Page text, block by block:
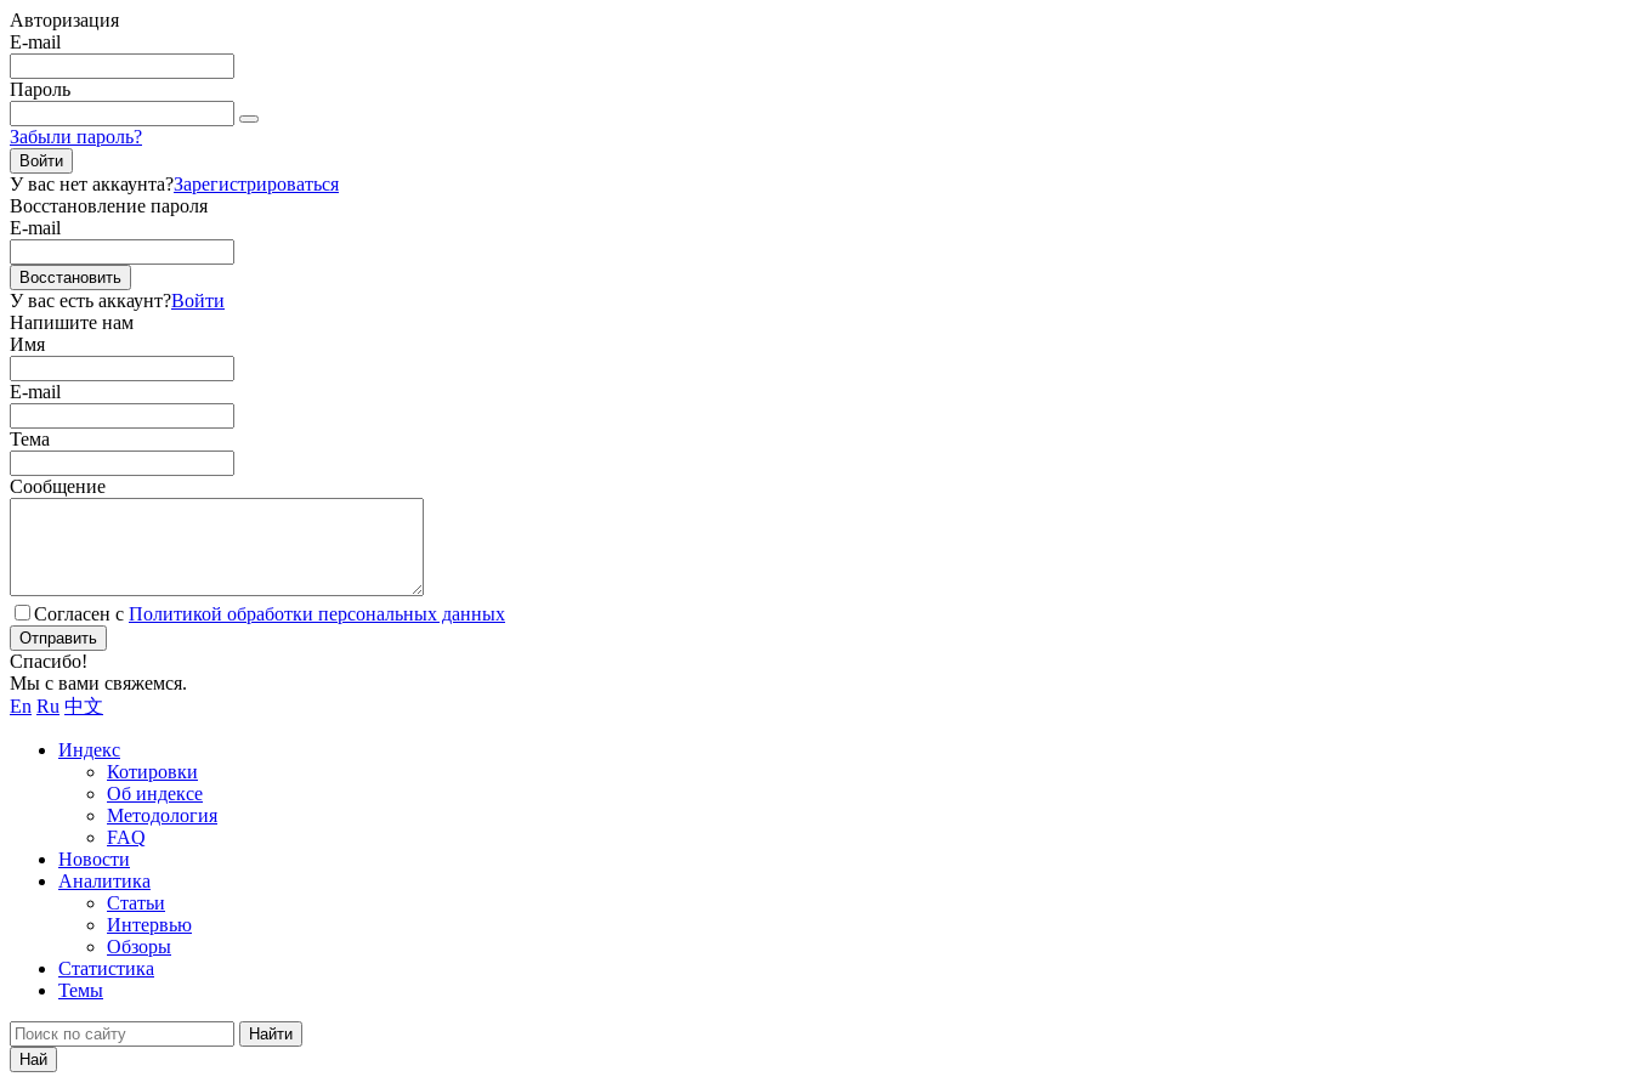
Авторизация
E-mail
Пароль
Забыли пароль?
Войти
У вас нет аккаунта?Зарегистрироваться
Восстановление пароля
E-mail
Восстановить
У вас есть аккаунт?Войти
Напишите нам
Имя
E-mail
Тема
Сообщение
Согласен с Политикой обработки персональных данных
Отправить
Спасибо!
Мы с вами свяжемся.
En Ru 中文
Индекс
Котировки
Об индексе
Методология
FAQ
Новости
Аналитика
Статьи
Интервью
Обзоры
Статистика
Темы
Найти
Най